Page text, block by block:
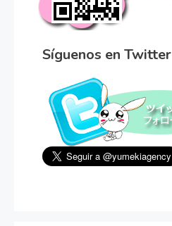
Síguenos en Twitter